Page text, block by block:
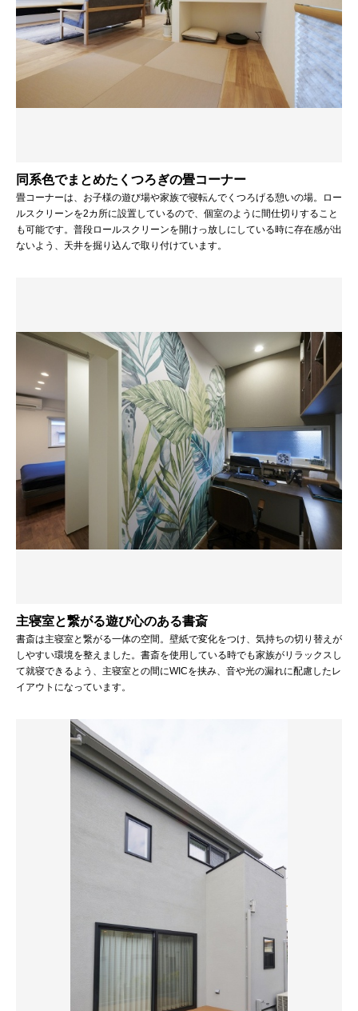
同系色でまとめたくつろぎの畳コーナー
畳コーナーは、お子様の遊び場や家族で寝転んでくつろげる憩いの場。ロー
ルスクリーンを2カ所に設置しているので、個室のように間仕切りすること
も可能です。普段ロールスクリーンを開けっ放しにしている時に存在感が出
ないよう、天井を掘り込んで取り付けています。
主寝室と繋がる遊び心のある書斎
書斎は主寝室と繋がる一体の空間。壁紙で変化をつけ、気持ちの切り替えが
しやすい環境を整えました。書斎を使用している時でも家族がリラックスし
て就寝できるよう、主寝室との間にWICを挟み、音や光の漏れに配慮したレ
イアウトになっています。